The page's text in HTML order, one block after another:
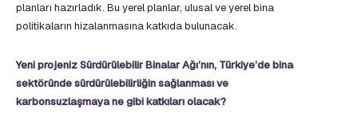
planları hazırladık. Bu yerel planlar, ulusal ve yerel bina
politikaların hizalanmasına katkıda bulunacak.
Yeni projeniz Sürdürülebilir Binalar Ağı’nın, Türkiye’de bina
sektöründe sürdürülebilirliğin sağlanması ve
karbonsuzlaşmaya ne gibi katkıları olacak?